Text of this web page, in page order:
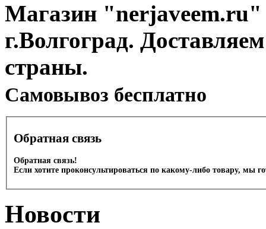
Магазин "nerjaveem.ru"
г.Волгоград.
страны.
Cамовывоз бесплатно
Обратная связь
Обратная связь!
Если хотите проконсультироваться по какому-либо товару, мы
Новости